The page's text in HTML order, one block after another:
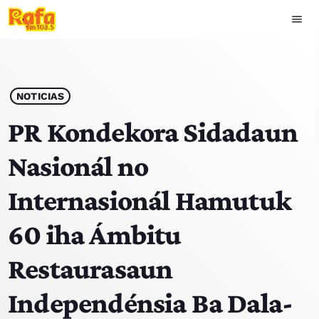
menu
play_arrow OUVIR RAFA
HOME
NOTISIA
EKIPA
TOP 15
PODCAST SIRA
NOTICIAS
PR Kondekora Sidadaun
Nasionál no
Internasionál Hamutuk
60 iha Ámbitu
Restaurasaun
Independénsia Ba Dala-